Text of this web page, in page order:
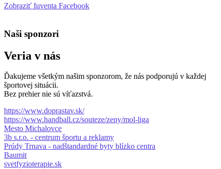
Zobraziť Iuventa Facebook
Naši sponzori
Veria v nás
Ďakujeme všetkým našim sponzorom, že nás podporujú v každej
športovej situácii.
Bez prehier nie sú víťazstvá.
https://www.doprastav.sk/
https://www.handball.cz/souteze/zeny/mol-liga
Mesto Michalovce
3b s.r.o. - centrum športu a reklamy
Prúdy Trnava - nadštandardné byty blízko centra
Baumit
svetfyzioterapie.sk